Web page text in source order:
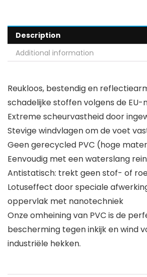
Description
Additional information
Reukloos, bestendig en
schadelijke stoffen volgens de EU-
Extreme scheurvastheid door
Stevige windvlagen om de voet
Geen gerecycled PVC (hoge
Eenvoudig met een waterslang
Antistatisch: trekt geen stof- of
Lotuseffect door speciale
oppervlak met nanotechniek
Onze omheining van PVC is de
bescherming tegen inkijk en wind
industriële hekken.